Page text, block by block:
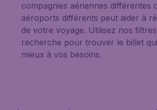
compagnies aériennes différentes
aéroports différents peut aider à
de votre voyage. Utilisez nos
recherche pour trouver le billet
mieux à vos besoins.